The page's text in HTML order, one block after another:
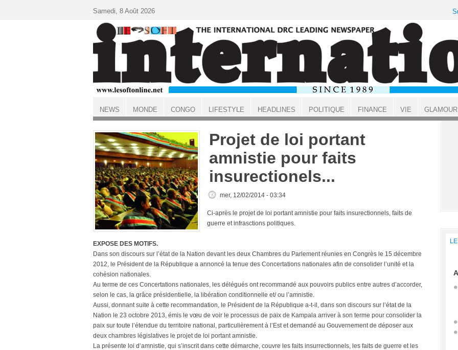
ACCUEIL
Projet de loi portant
amnistie pour faits
insurectionels...
mer, 12/02/2014 - 03:34
Ci-après le projet de loi portant amnistie pour faits insurectionnels, faits de
guerre et infrasctions politiques.
EXPOSE DES MOTIFS.
Dans son discours sur l’état de la Nation devant les deux Chambres du Parlement réunies en Congrès le 15 décembre
2012, le Président de la République a annoncé la tenue des Concertations nationales afin de consolider l’unité et la
cohésion nationales.
Au terme de ces Concertations nationales, les délégués ont recommandé aux pouvoirs publics entre autres d’accorder,
selon le cas, la grâce présidentielle, la libération conditionnelle et/ ou l’amnistie.
Aussi, donnant suite à cette recommandation, le Président de la République a-t-il, dans son discours sur l’état de la
Nation le 23 octobre 2013, émis le vœu de voir le processus de paix de Kampala arriver à son terme pour consolider la
paix sur toute l’étendue du territoire national, particulièrement à l’Est et demandé au Gouvernement de déposer aux
deux chambres législatives le projet de loi portant amnistie.
La présente loi d’amnistie, qui s’inscrit dans cette démarche, couvre les faits insurrectionnels, les faits de guerre et les
Samedi, 8 Août 2026
NEWS MONDE CONGO LIFESTYLE HEADLINES POLITIQUE FINANCE VIE GLAMOUR